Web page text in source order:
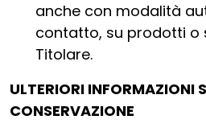
anche con modalità
contatto, su prodotti o
Titolare.
ULTERIORI INFORMAZIONI
CONSERVAZIONE